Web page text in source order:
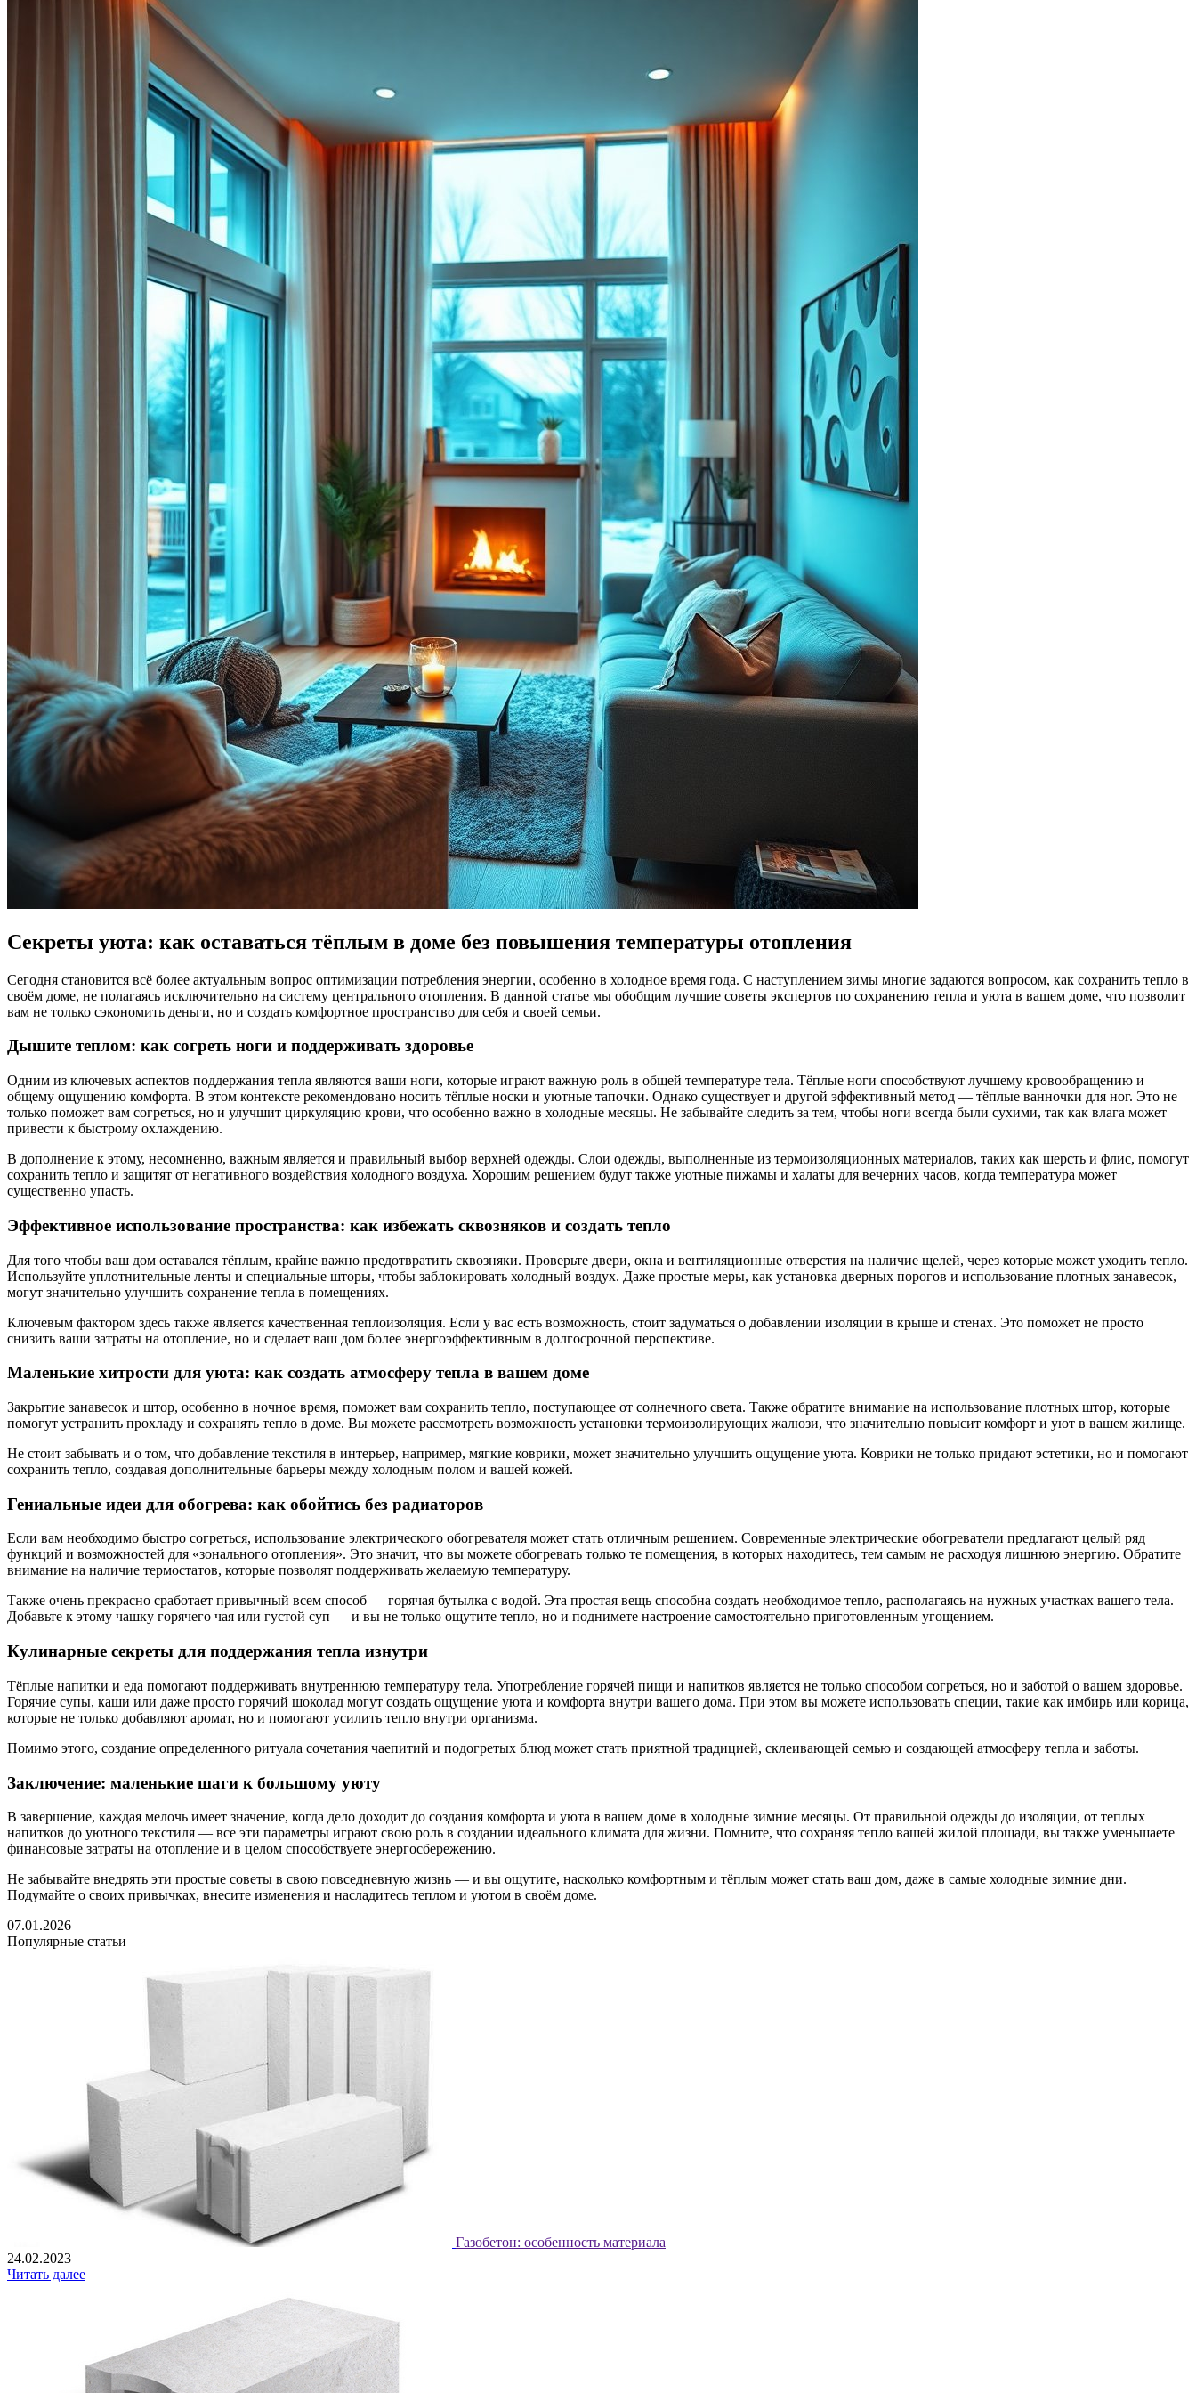
Секреты уюта: как оставаться тёплым в доме без повышения температуры отопления
Сегодня становится всё более актуальным вопрос оптимизации потребления энергии, особенно в холодное время года. С наступлением зимы многие задаются вопросом, как сохранить тепло в
своём доме, не полагаясь исключительно на систему центрального отопления. В данной статье мы обобщим лучшие советы экспертов по сохранению тепла и уюта в вашем доме, что позволит
вам не только сэкономить деньги, но и создать комфортное пространство для себя и своей семьи.
Дышите теплом: как согреть ноги и поддерживать здоровье
Одним из ключевых аспектов поддержания тепла являются ваши ноги, которые играют важную роль в общей температуре тела. Тёплые ноги способствуют лучшему кровообращению и
общему ощущению комфорта. В этом контексте рекомендовано носить тёплые носки и уютные тапочки. Однако существует и другой эффективный метод — тёплые ванночки для ног. Это не
только поможет вам согреться, но и улучшит циркуляцию крови, что особенно важно в холодные месяцы. Не забывайте следить за тем, чтобы ноги всегда были сухими, так как влага может
привести к быстрому охлаждению.
В дополнение к этому, несомненно, важным является и правильный выбор верхней одежды. Слои одежды, выполненные из термоизоляционных материалов, таких как шерсть и флис, помогут
сохранить тепло и защитят от негативного воздействия холодного воздуха. Хорошим решением будут также уютные пижамы и халаты для вечерних часов, когда температура может
существенно упасть.
Эффективное использование пространства: как избежать сквозняков и создать тепло
Для того чтобы ваш дом оставался тёплым, крайне важно предотвратить сквозняки. Проверьте двери, окна и вентиляционные отверстия на наличие щелей, через которые может уходить тепло.
Используйте уплотнительные ленты и специальные шторы, чтобы заблокировать холодный воздух. Даже простые меры, как установка дверных порогов и использование плотных занавесок,
могут значительно улучшить сохранение тепла в помещениях.
Ключевым фактором здесь также является качественная теплоизоляция. Если у вас есть возможность, стоит задуматься о добавлении изоляции в крыше и стенах. Это поможет не просто
снизить ваши затраты на отопление, но и сделает ваш дом более энергоэффективным в долгосрочной перспективе.
Маленькие хитрости для уюта: как создать атмосферу тепла в вашем доме
Закрытие занавесок и штор, особенно в ночное время, поможет вам сохранить тепло, поступающее от солнечного света. Также обратите внимание на использование плотных штор, которые
помогут устранить прохладу и сохранять тепло в доме. Вы можете рассмотреть возможность установки термоизолирующих жалюзи, что значительно повысит комфорт и уют в вашем жилище.
Не стоит забывать и о том, что добавление текстиля в интерьер, например, мягкие коврики, может значительно улучшить ощущение уюта. Коврики не только придают эстетики, но и помогают
сохранить тепло, создавая дополнительные барьеры между холодным полом и вашей кожей.
Гениальные идеи для обогрева: как обойтись без радиаторов
Если вам необходимо быстро согреться, использование электрического обогревателя может стать отличным решением. Современные электрические обогреватели предлагают целый ряд
функций и возможностей для «зонального отопления». Это значит, что вы можете обогревать только те помещения, в которых находитесь, тем самым не расходуя лишнюю энергию. Обратите
внимание на наличие термостатов, которые позволят поддерживать желаемую температуру.
Также очень прекрасно сработает привычный всем способ — горячая бутылка с водой. Эта простая вещь способна создать необходимое тепло, располагаясь на нужных участках вашего тела.
Добавьте к этому чашку горячего чая или густой суп — и вы не только ощутите тепло, но и поднимете настроение самостоятельно приготовленным угощением.
Кулинарные секреты для поддержания тепла изнутри
Тёплые напитки и еда помогают поддерживать внутреннюю температуру тела. Употребление горячей пищи и напитков является не только способом согреться, но и заботой о вашем здоровье.
Горячие супы, каши или даже просто горячий шоколад могут создать ощущение уюта и комфорта внутри вашего дома. При этом вы можете использовать специи, такие как имбирь или корица,
которые не только добавляют аромат, но и помогают усилить тепло внутри организма.
Помимо этого, создание определенного ритуала сочетания чаепитий и подогретых блюд может стать приятной традицией, склеивающей семью и создающей атмосферу тепла и заботы.
Заключение: маленькие шаги к большому уюту
В завершение, каждая мелочь имеет значение, когда дело доходит до создания комфорта и уюта в вашем доме в холодные зимние месяцы. От правильной одежды до изоляции, от теплых
напитков до уютного текстиля — все эти параметры играют свою роль в создании идеального климата для жизни. Помните, что сохраняя тепло вашей жилой площади, вы также уменьшаете
финансовые затраты на отопление и в целом способствуете энергосбережению.
Не забывайте внедрять эти простые советы в свою повседневную жизнь — и вы ощутите, насколько комфортным и тёплым может стать ваш дом, даже в самые холодные зимние дни.
Подумайте о своих привычках, внесите изменения и насладитесь теплом и уютом в своём доме.
07.01.2026
Популярные статьи
Газобетон: особенность материала
24.02.2023
Читать далее